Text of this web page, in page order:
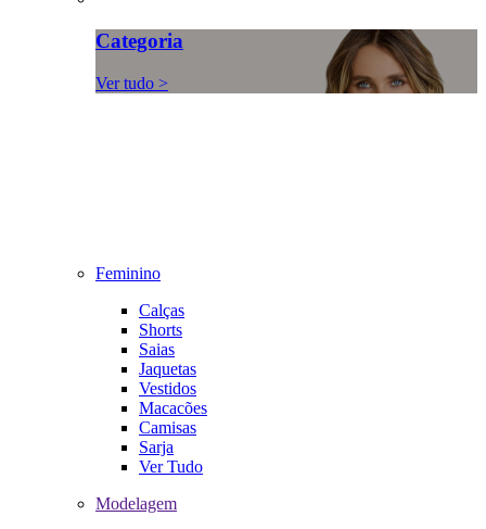
Categoria
Ver tudo >
Feminino
Calças
Shorts
Saias
Jaquetas
Vestidos
Macacões
Camisas
Sarja
Ver Tudo
Modelagem